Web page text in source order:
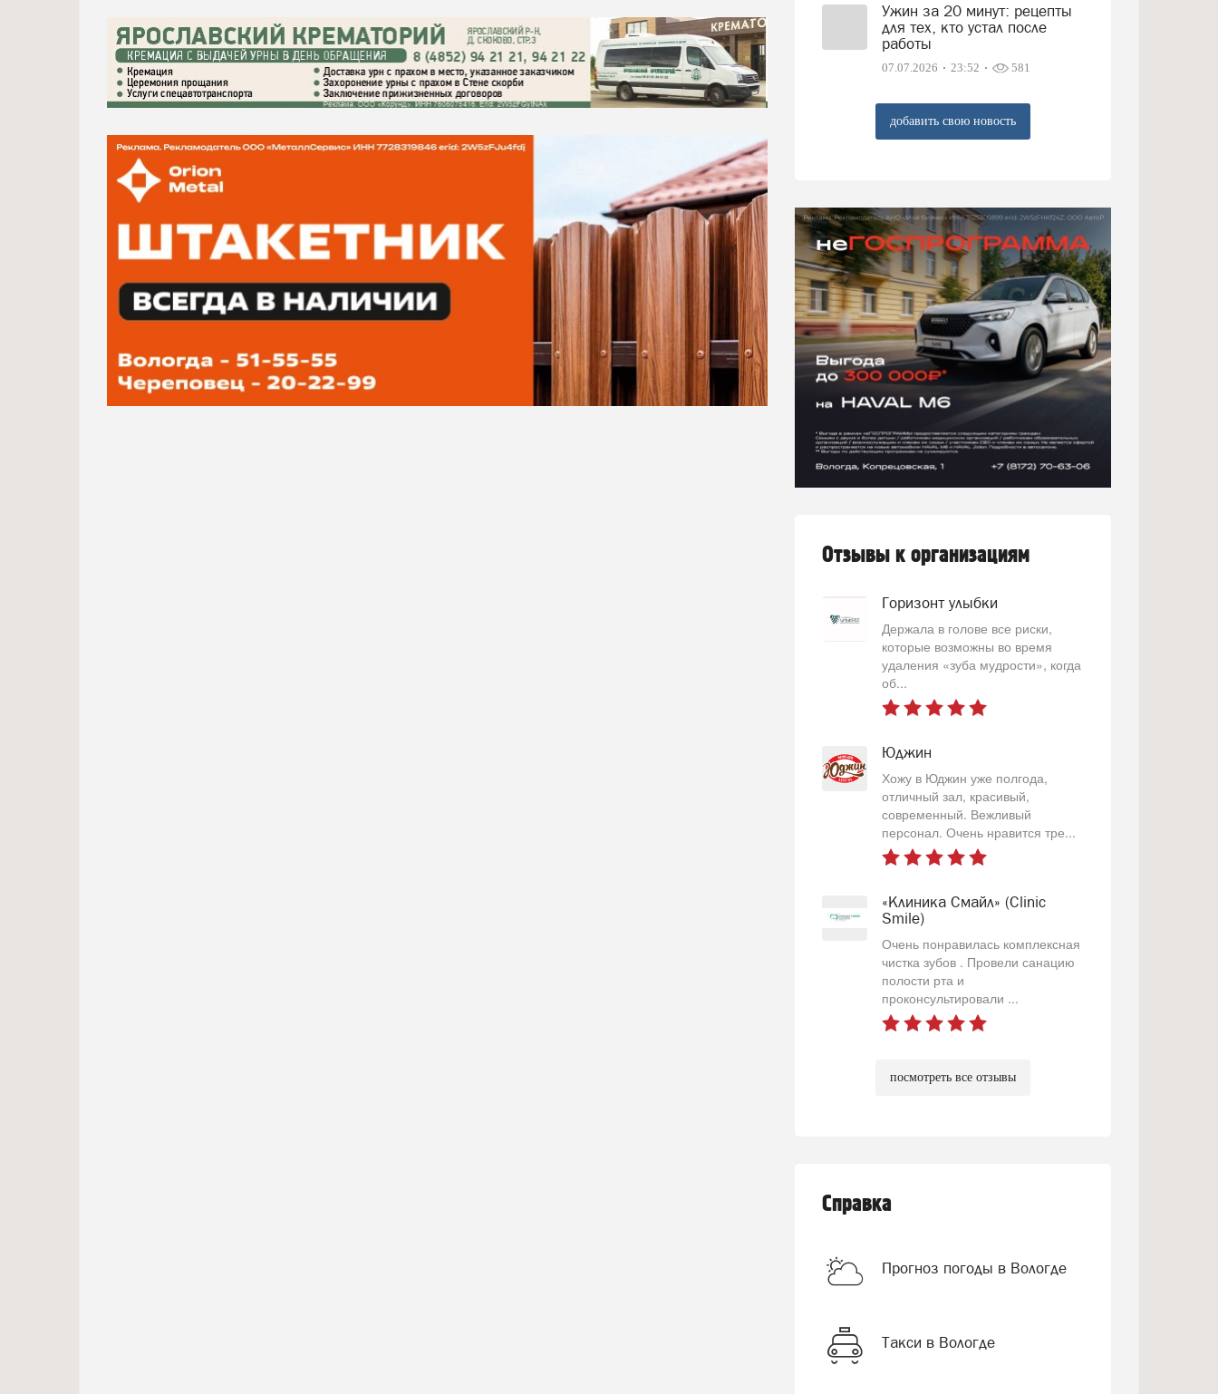
Ужин за 20 минут: рецепты
для тех, кто устал после
работы
07.07.2026 23:52 581
добавить свою новость
Отзывы к организациям
Горизонт улыбки
Держала в голове все риски,
которые возможны во время
удаления «зуба мудрости», когда
об...
Юджин
Хожу в Юджин уже полгода,
отличный зал, красивый,
современный. Вежливый
персонал. Очень нравится тре...
«Клиника Смайл» (Clinic
Smile)
Очень понравилась комплексная
чистка зубов . Провели санацию
полости рта и
проконсультировали ...
посмотреть все отзывы
Справка
Прогноз погоды в Вологде
Такси в Вологде